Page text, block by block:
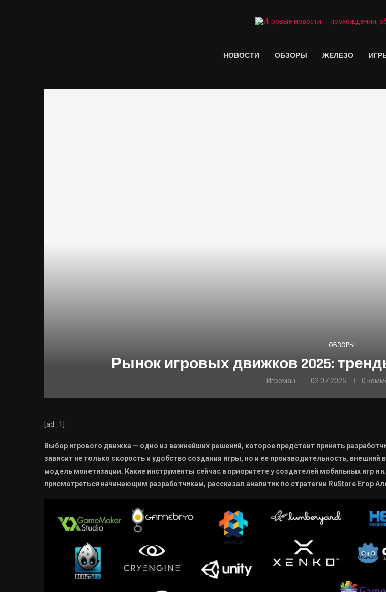
НОВОСТИ ОБЗОРЫ ЖЕЛЕЗО
ОБЗОРЫ
Рынок игровых движков 2025:
Игроман 02.07.2025 0
[ad_1]
Выбор игрового движка — одно из важнейших решений, которое предстоит принять
зависит не только скорость и удобство создания игры, но и ее производительность, внешний
модель монетизации. Какие инструменты сейчас в приоритете у создателей мобильных игр и
присмотреться начинающим разработчикам, рассказал аналитик по стратегии RuStore Егор